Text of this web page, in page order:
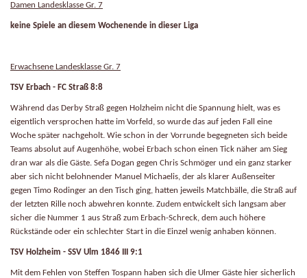
Damen Landesklasse Gr. 7
keine Spiele an diesem Wochenende in dieser Liga
Erwachsene Landesklasse Gr. 7
TSV Erbach - FC Straß 8:8
Während das Derby Straß gegen Holzheim nicht die Spannung hielt, was es
eigentlich versprochen hatte im Vorfeld, so wurde das auf jeden Fall eine
Woche später nachgeholt. Wie schon in der Vorrunde begegneten sich beide
Teams absolut auf Augenhöhe, wobei Erbach schon einen Tick näher am Sieg
dran war als die Gäste. Sefa Dogan gegen Chris Schmöger und ein ganz starker
aber sich nicht belohnender Manuel Michaelis, der als klarer Außenseiter
gegen Timo Rodinger an den Tisch ging, hatten jeweils Matchbälle, die Straß auf
der letzten Rille noch abwehren konnte. Zudem entwickelt sich langsam aber
sicher die Nummer 1 aus Straß zum Erbach-Schreck, dem auch höhere
Rückstände oder ein schlechter Start in die Einzel wenig anhaben können.
TSV Holzheim - SSV Ulm 1846 III 9:1
Mit dem Fehlen von Steffen Tospann haben sich die Ulmer Gäste hier sicherlich